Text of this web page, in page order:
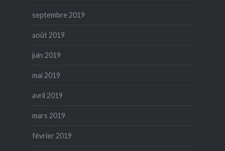
septembre 2019
août 2019
juin 2019
mai 2019
avril 2019
mars 2019
février 2019